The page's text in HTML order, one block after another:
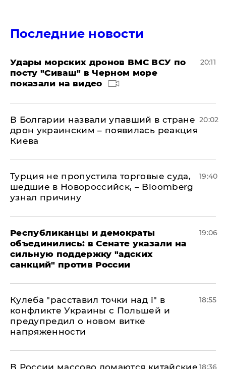
Последние новости
Удары морских дронов ВМС ВСУ по
посту "Сиваш" в Черном море
показали на видео
20:11
В Болгарии назвали упавший в стране
дрон украинским – появилась реакция
Киева
20:02
Турция не пропустила торговые суда,
шедшие в Новороссийск, – Bloomberg
узнал причину
19:40
Республиканцы и демократы
объединились: в Сенате указали на
сильную поддержку "адских
санкций" против России
19:06
Кулеба "расставил точки над і" в
конфликте Украины с Польшей и
предупредил о новом витке
напряженности
18:55
В России массово ломаются китайские 18:36